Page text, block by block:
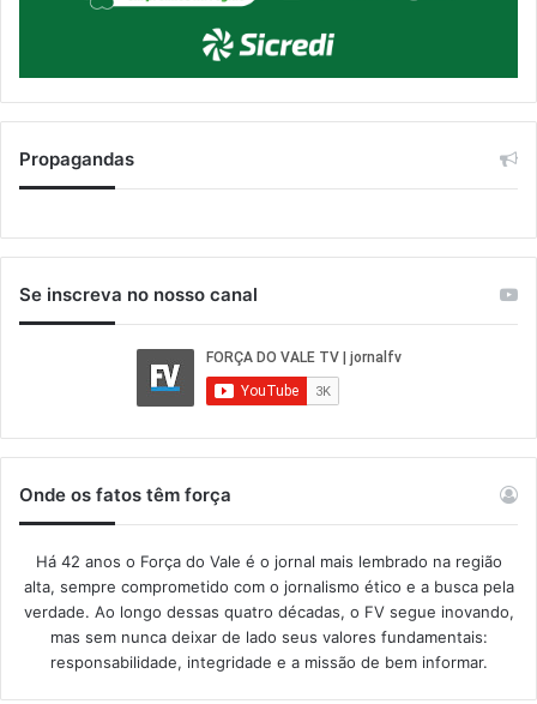
Propagandas
Se inscreva no nosso canal
Onde os fatos têm força
Há 42 anos o Força do Vale é o jornal mais lembrado na região
alta, sempre comprometido com o jornalismo ético e a busca pela
verdade. Ao longo dessas quatro décadas, o FV segue inovando,
mas sem nunca deixar de lado seus valores fundamentais:
responsabilidade, integridade e a missão de bem informar.​